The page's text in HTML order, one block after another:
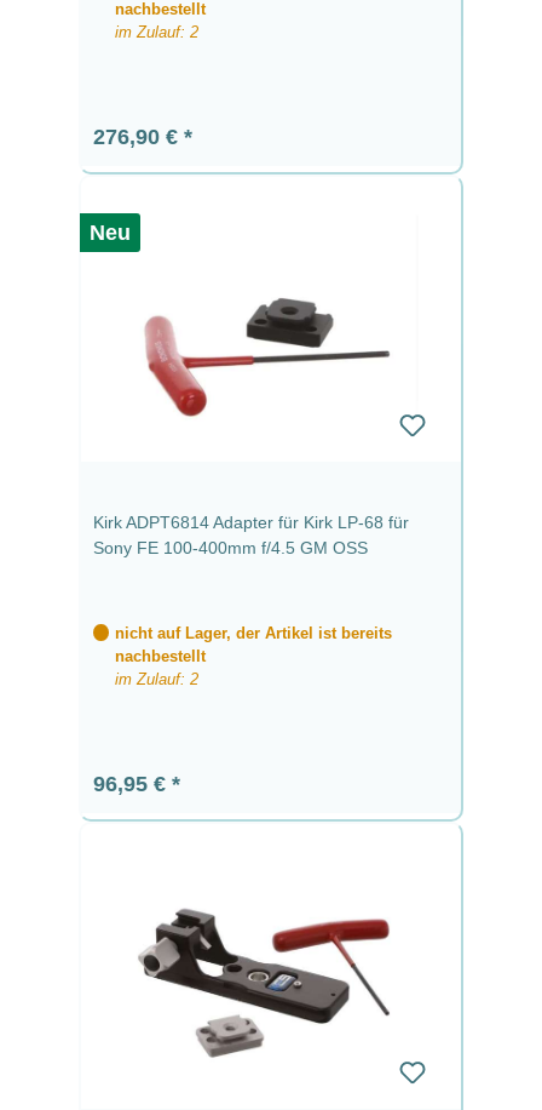
nachbestellt
im Zulauf: 2
Regulärer Preis:
276,90 €
Neu
Kirk ADPT6814 Adapter für Kirk LP-68 für
Sony FE 100-400mm f/4.5 GM OSS
nicht auf Lager, der Artikel ist bereits
nachbestellt
im Zulauf: 2
Regulärer Preis:
96,95 €